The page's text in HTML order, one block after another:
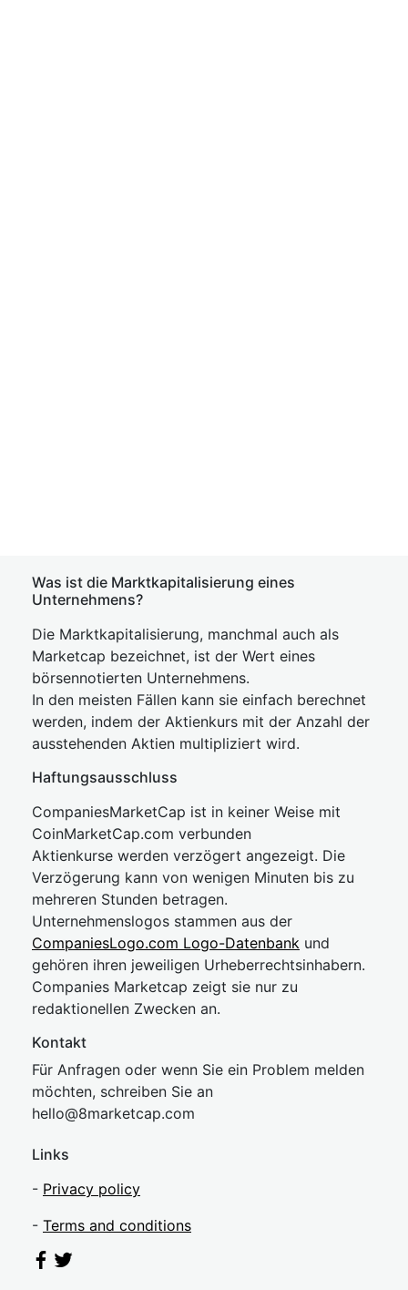
Was ist die Marktkapitalisierung eines
Unternehmens?
Die Marktkapitalisierung, manchmal auch als
Marketcap bezeichnet, ist der Wert eines
börsennotierten Unternehmens.
In den meisten Fällen kann sie einfach berechnet
werden, indem der Aktienkurs mit der Anzahl der
ausstehenden Aktien multipliziert wird.
Haftungsausschluss
CompaniesMarketCap ist in keiner Weise mit
CoinMarketCap.com verbunden
Aktienkurse werden verzögert angezeigt. Die
Verzögerung kann von wenigen Minuten bis zu
mehreren Stunden betragen.
Unternehmenslogos stammen aus der
CompaniesLogo.com Logo-Datenbank und
gehören ihren jeweiligen Urheberrechtsinhabern.
Companies Marketcap zeigt sie nur zu
redaktionellen Zwecken an.
Kontakt
Für Anfragen oder wenn Sie ein Problem melden
möchten, schreiben Sie an
hello@8marketcap.com
Links
- Privacy policy
- Terms and conditions